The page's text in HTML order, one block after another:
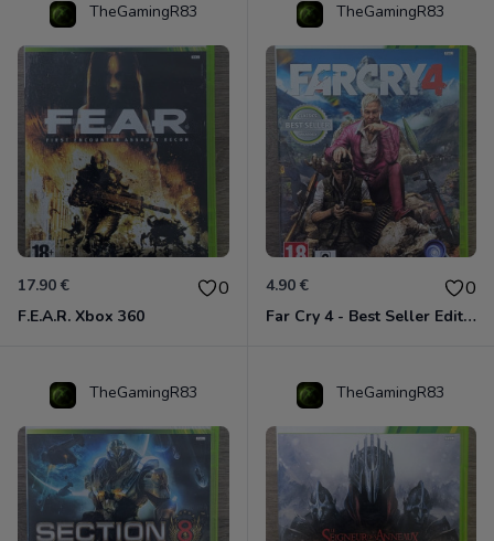
TheGamingR83
17.90 € 0
F.E.A.R. Xbox 360
TheGamingR83
4.90 € 0
Far Cry 4 - Best Seller Edition Xbox 360
TheGamingR83 TheGamingR83